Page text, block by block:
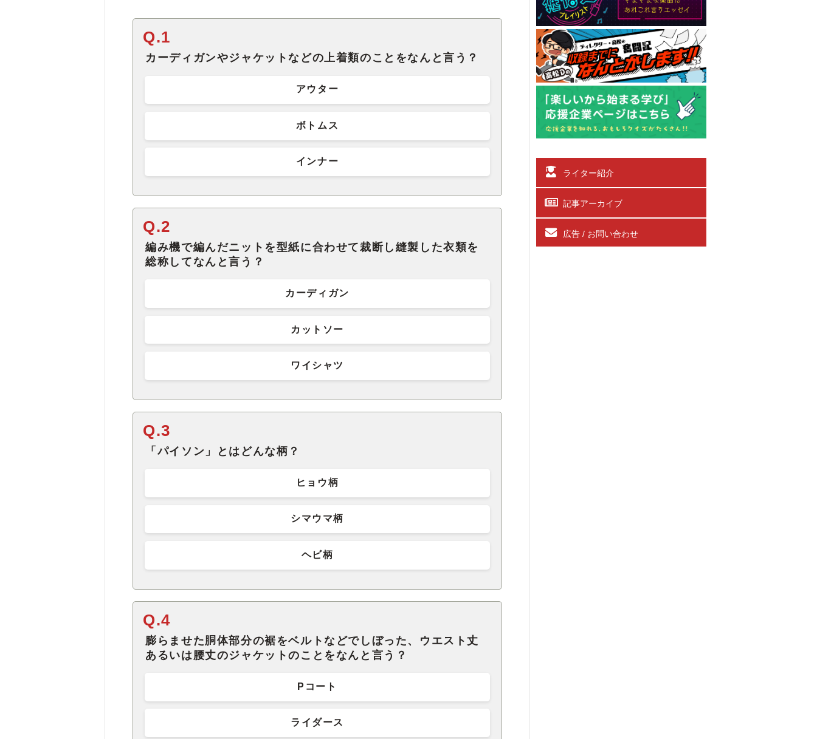
Q.1
カーディガンやジャケットなどの上着類のことをなんと言う？
アウター
ボトムス
インナー
Q.2
編み機で編んだニットを型紙に合わせて裁断し縫製した衣類を
総称してなんと言う？
カーディガン
カットソー
ワイシャツ
Q.3
「パイソン」とはどんな柄？
ヒョウ柄
シマウマ柄
ヘビ柄
Q.4
膨らませた胴体部分の裾をベルトなどでしぼった、ウエスト丈
あるいは腰丈のジャケットのことをなんと言う？
Pコート
ライダース
ライター紹介
記事アーカイブ
広告 / お問い合わせ